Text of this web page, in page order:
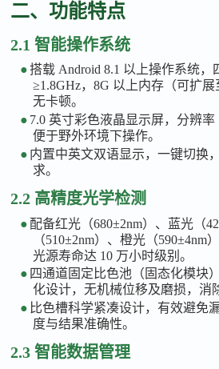
二、功能特点
2.1 智能操作系统
● 搭载 Android 8.1 以上操作系统，
≥1.8GHz，8G 以上内存（可扩
无卡顿。
● 7.0 英寸彩色液晶显示屏，分辨率
便于野外环境下操作。
● 内置中英文双语显示，一键切换
求。
2.2 高精度光学检测
● 配备红光（680±2nm）、蓝光（
（510±2nm）、橙光（590±4nm
光源寿命达 10 万小时级别。
● 四通道固定比色池（固态化模块
化设计，无机械位移及磨损，消
● 比色槽科学紧凑设计，有效避免
度与结果准确性。
2.3 智能数据管理